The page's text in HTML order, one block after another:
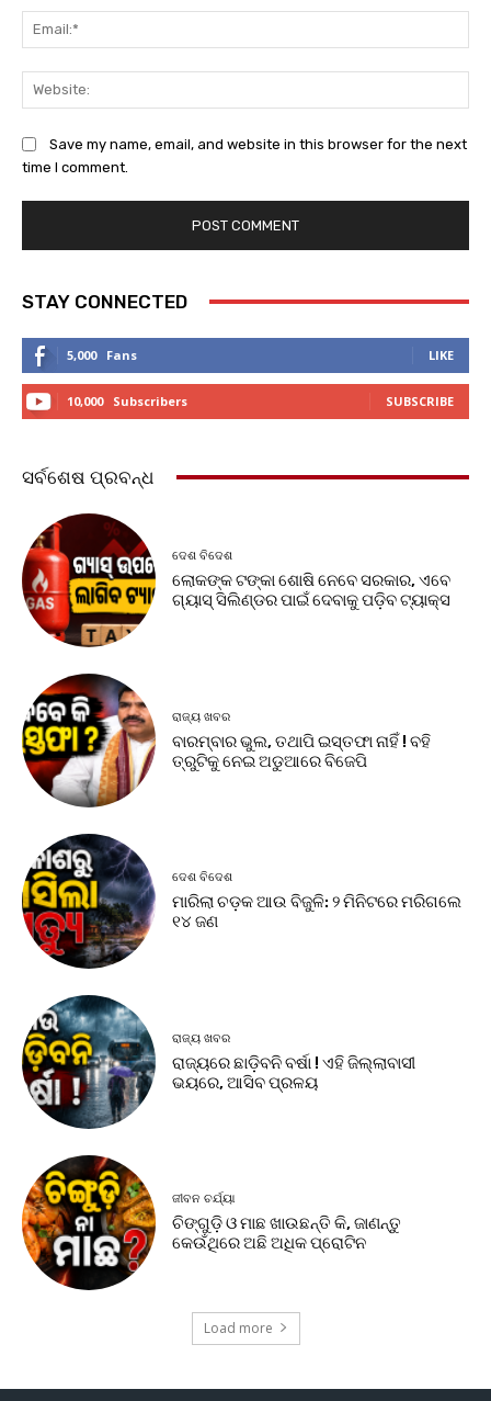
Save my name, email, and website in this browser for the next
time I comment.
STAY CONNECTED
5,000 Fans LIKE
10,000 Subscribers SUBSCRIBE
ସର୍ବଶେଷ ପ୍ରବନ୍ଧ
ଦେଶ ବିଦେଶ
ଲୋକଙ୍କ ଟଙ୍କା ଶୋଷି ନେବେ ସରକାର, ଏବେ
ଗ୍ୟାସ୍ ସିଲିଣ୍ଡର ପାଇଁ ଦେବାକୁ ପଡ଼ିବ ଟ୍ୟାକ୍ସ
ରାଜ୍ୟ ଖବର
ବାରମ୍ବାର ଭୁଲ, ତଥାପି ଇସ୍ତଫା ନାହିଁ ! ବହି
ତ୍ରୁଟିକୁ ନେଇ ଅଡୁଆରେ ବିଜେପି
ଦେଶ ବିଦେଶ
ମାରିଲା ଚଡ଼କ ଆଉ ବିଜୁଳି: ୨ ମିନିଟରେ ମରିଗଲେ
୧୪ ଜଣ
ରାଜ୍ୟ ଖବର
ରାଜ୍ୟରେ ଛାଡ଼ିବନି ବର୍ଷା ! ଏହି ଜିଲ୍ଲାବାସୀ
ଭୟରେ, ଆସିବ ପ୍ରଳୟ
ଜୀବନ ଚର୍ଯ୍ୟା
ଚିଙ୍ଗୁଡ଼ି ଓ ମାଛ ଖାଉଛନ୍ତି କି, ଜାଣନ୍ତୁ
କେଉଁଥିରେ ଅଛି ଅଧିକ ପ୍ରୋଟିନ
Load more